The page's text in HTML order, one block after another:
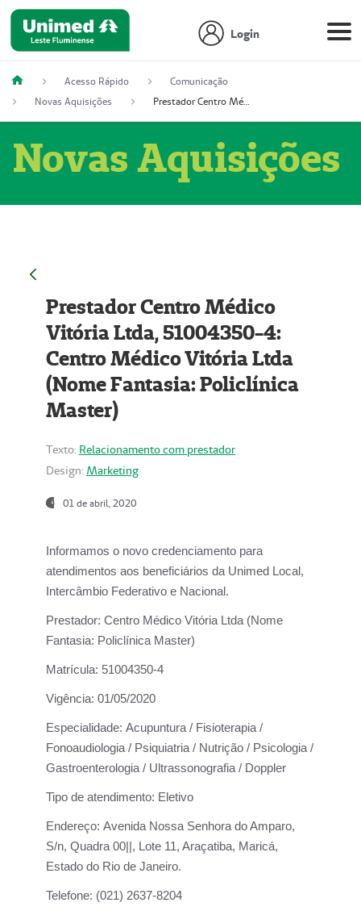
Login
Acesso Rápido
Comunicação
Novas Aquisições
Prestador Centro Médico Vitória Ltda, 51004350-4: Centro Médico Vitória Ltda (Nome Fantasia: Policlínica Master)
Novas Aquisições
Prestador Centro Médico
Vitória Ltda, 51004350-4:
Centro Médico Vitória Ltda
(Nome Fantasia: Policlínica
Master)
Texto: Relacionamento com prestador
Design: Marketing
01 de abril, 2020
Informamos o novo credenciamento para
atendimentos aos beneficiários da Unimed Local,
Intercâmbio Federativo e Nacional.
Prestador: Centro Médico Vitória Ltda (Nome
Fantasia: Policlínica Master)
Matrícula: 51004350-4
Vigência: 01/05/2020
Especialidade: Acupuntura / Fisioterapia /
Fonoaudiologia / Psiquiatria / Nutrição / Psicologia /
Gastroenterologia / Ultrassonografia / Doppler
Tipo de atendimento: Eletivo
Endereço: Avenida Nossa Senhora do Amparo,
S/n, Quadra 00||, Lote 11, Araçatiba, Maricá,
Estado do Rio de Janeiro.
Telefone: (021) 2637-8204